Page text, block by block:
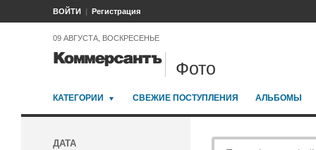
ВОЙТИ Регистрация
09 АВГУСТА, ВОСКРЕСЕНЬЕ
Фото
КАТЕГОРИИ СВЕЖИЕ ПОСТУПЛЕНИЯ АЛЬБОМЫ
ДАТА